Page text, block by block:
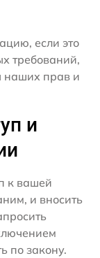
если это
требований,
наших прав и
и
к вашей
и вносить
по закону.